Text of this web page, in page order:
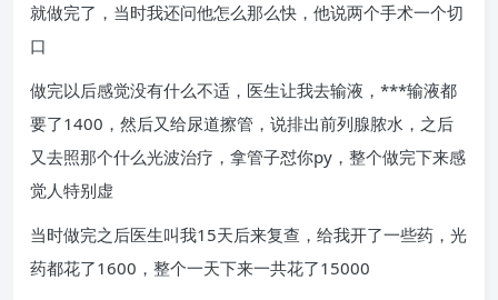
就做完了，当时我还问他怎么那么快，他说两个手术一个切
口
做完以后感觉没有什么不适，医生让我去输液，***输液都
要了1400，然后又给尿道擦管，说排出前列腺脓水，之后
又去照那个什么光波治疗，拿管子怼你py，整个做完下来感
觉人特别虚
当时做完之后医生叫我15天后来复查，给我开了一些药，光
药都花了1600，整个一天下来一共花了15000